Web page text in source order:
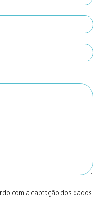
com a captação dos dados